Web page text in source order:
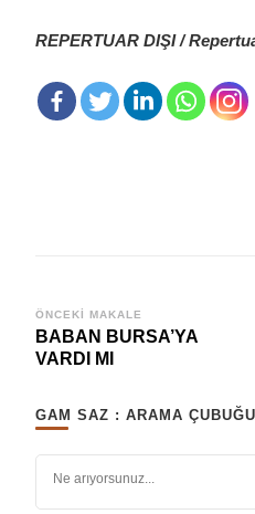
REPERTUAR DIŞI /
Yazı
dolaşımı
ÖNCEKI MAKALE
BABAN BURSA’YA
VARDI MI
GAM SAZ : ARAMA ÇUBUĞU